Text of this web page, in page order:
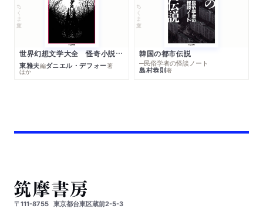
ちくま文庫
世界幻想文学大全 怪奇小説精華
東雅夫編ダニエル・デフォー著
ほか
ちくま文庫
韓国の都市伝説
─民俗学者の怪談ノート
島村恭則著
〒111-8755 東京都台東区蔵前2-5-3